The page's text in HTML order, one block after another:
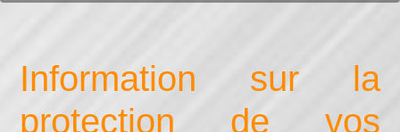
Information sur la
protection de vos